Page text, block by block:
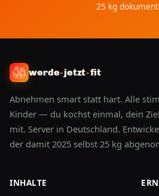
25 kg
werde-jetzt-fit
Abnehmen smart statt hart. Alle
Kinder — du kochst einmal, dein
mit. Server in Deutschland.
der damit 2025 selbst 25 kg
INHALTE